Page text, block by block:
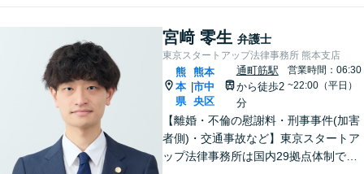
宮﨑 零生 弁護士
東京スタートアップ法律事務所 熊本支店
熊
本
県
熊本
市中
央区
通町筋駅
から徒歩2
分
営業時間：06:30
~22:00（平日）
【離婚・不倫の慰謝料・刑事事件(加害
者側)・交通事故など】東京スタートア
ップ法律事務所は国内29拠点体制で全